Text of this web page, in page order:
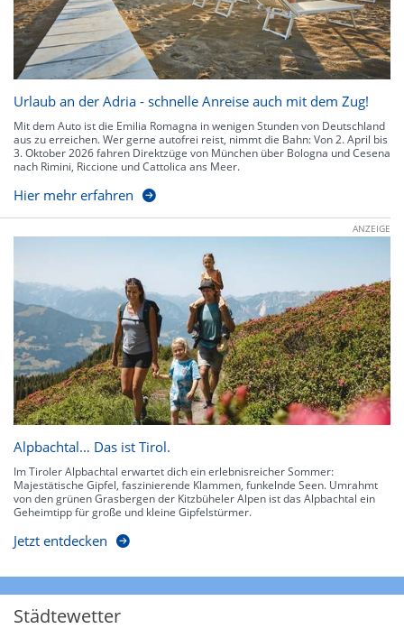
Urlaub an der Adria - schnelle Anreise auch mit dem Zug!
Mit dem Auto ist die Emilia Romagna in wenigen Stunden von Deutschland
aus zu erreichen. Wer gerne autofrei reist, nimmt die Bahn: Von 2. April bis
3. Oktober 2026 fahren Direktzüge von München über Bologna und Cesena
nach Rimini, Riccione und Cattolica ans Meer.
Hier mehr erfahren
ANZEIGE
Alpbachtal… Das ist Tirol.
Im Tiroler Alpbachtal erwartet dich ein erlebnisreicher Sommer:
Majestätische Gipfel, faszinierende Klammen, funkelnde Seen. Umrahmt
von den grünen Grasbergen der Kitzbüheler Alpen ist das Alpbachtal ein
Geheimtipp für große und kleine Gipfelstürmer.
Jetzt entdecken
Städtewetter